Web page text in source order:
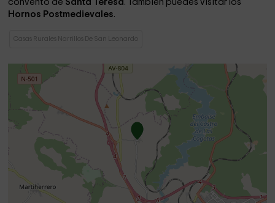
convento de Santa Teresa . También puedes visitar los
Hornos Postmedievales.
Casas Rurales Narrillos De San Leonardo